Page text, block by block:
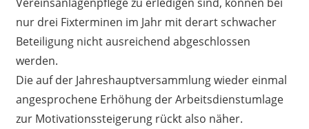
nur drei Fixterminen im Jahr mit derart schwacher
Beteiligung nicht ausreichend abgeschlossen
werden.
Die auf der Jahreshauptversammlung wieder einmal
angesprochene Erhöhung der Arbeitsdienstumlage
zur Motivationssteigerung rückt also näher.